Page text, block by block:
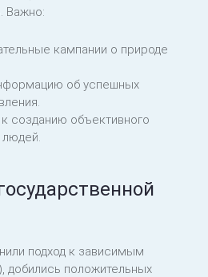
Важно:
кампании о природе
об успешных
созданию объективного
подход к зависимым
добились положительных